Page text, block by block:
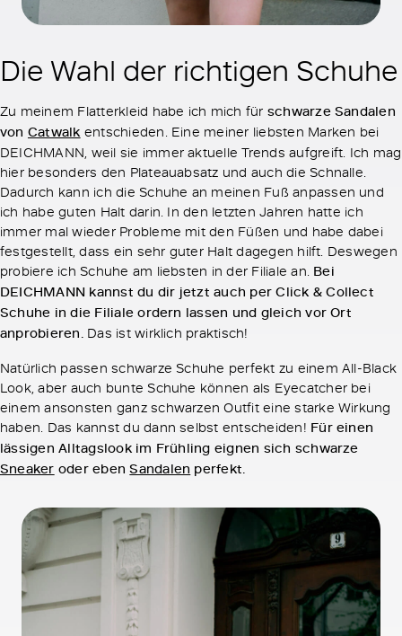
Die Wahl der richtigen Schuhe
Zu meinem Flatterkleid habe ich mich für schwarze Sandalen
von Catwalk entschieden. Eine meiner liebsten Marken bei
DEICHMANN, weil sie immer aktuelle Trends aufgreift. Ich mag
hier besonders den Plateauabsatz und auch die Schnalle.
Dadurch kann ich die Schuhe an meinen Fuß anpassen und
ich habe guten Halt darin. In den letzten Jahren hatte ich
immer mal wieder Probleme mit den Füßen und habe dabei
festgestellt, dass ein sehr guter Halt dagegen hilft. Deswegen
probiere ich Schuhe am liebsten in der Filiale an. Bei
DEICHMANN kannst du dir jetzt auch per Click & Collect
Schuhe in die Filiale ordern lassen und gleich vor Ort
anprobieren.Das ist wirklich praktisch!
Natürlich passen schwarze Schuhe perfekt zu einem All-Black
Look, aber auch bunte Schuhe können als Eyecatcher bei
einem ansonsten ganz schwarzen Outfit eine starke Wirkung
haben. Das kannst du dann selbst entscheiden! Für einen
lässigen Alltagslook im Frühling eignen sich schwarze
Sneaker oder ebenSandalen perfekt.